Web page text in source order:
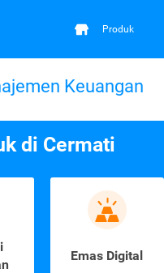
Produk
Keuangan
di Cermati
Emas Digital